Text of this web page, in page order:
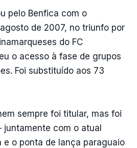
pelo Benfica com o
de 2007, no triunfo por
do FC
o acesso à fase de grupos
Foi substituído aos 73
sempre foi titular, mas foi
juntamente com o atual
e o ponta de lança paraguaio